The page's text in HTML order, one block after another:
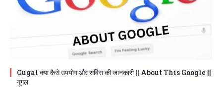
Gugal क्या कैसे उपयोग और सर्विस की जानकारी || About This Google ||
गूगल